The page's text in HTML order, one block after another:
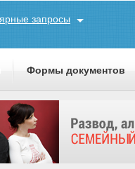
запросы
Формы документов